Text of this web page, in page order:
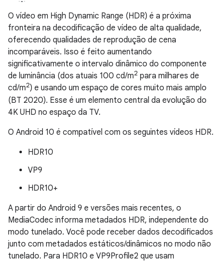
O vídeo em High Dynamic Range (HDR) é a próxima
fronteira na decodificação de vídeo de alta qualidade,
oferecendo qualidades de reprodução de cena
incomparáveis. Isso é feito aumentando
significativamente o intervalo dinâmico do componente
de luminância (dos atuais 100 cd/m2 para milhares de
cd/m2) e usando um espaço de cores muito mais amplo
(BT 2020). Esse é um elemento central da evolução do
4K UHD no espaço da TV.
O Android 10 é compatível com os seguintes vídeos HDR.
HDR10
VP9
HDR10+
A partir do Android 9 e versões mais recentes, o
MediaCodec informa metadados HDR, independente do
modo tunelado. Você pode receber dados decodificados
junto com metadados estáticos/dinâmicos no modo não
tunelado. Para HDR10 e VP9Profile2 que usam